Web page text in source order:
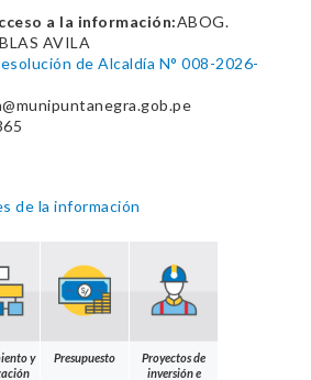
a la información:ABOG.
AVILA
de Alcaldía N° 008-2026-
de la información
y
Presupuesto
Proyectos de
inversión e